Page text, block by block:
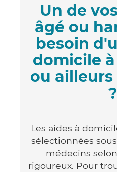
Un de
âgé ou
besoin
domicile
ou ailleurs
?
Les aides à
sélectionnées
médecins
rigoureux. Pour